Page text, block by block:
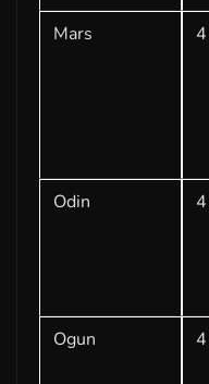
Mars
4
Odin
4
Ogun
4